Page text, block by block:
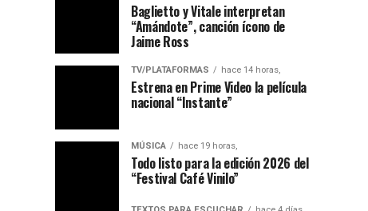
Baglietto y Vitale interpretan
“Amándote”, canción ícono de
Jaime Ross
TV/PLATAFORMAS hace 14 horas,
Estrena en Prime Video la película
nacional “Instante”
MÚSICA hace 19 horas,
Todo listo para la edición 2026 del
“Festival Café Vinilo”